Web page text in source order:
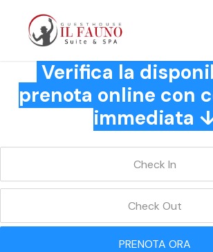
Verifica la
prenota online con
immediata
PRENOTA ORA